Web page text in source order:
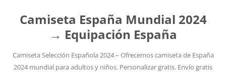
Camiseta España Mundial 2024
→ Equipación España
Camiseta Selección Española 2024 – Ofrecemos camiseta de España
2024 mundial para adultos y niños. Personalizar gratis. Envío gratis